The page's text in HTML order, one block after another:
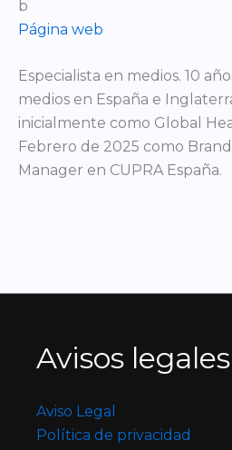
Página web
Especialista en medios. 10
medios en España e
inicialmente como Global
Febrero de 2025 como
Manager en CUPRA España.
Avisos legales
Aviso Legal
Política de privacidad